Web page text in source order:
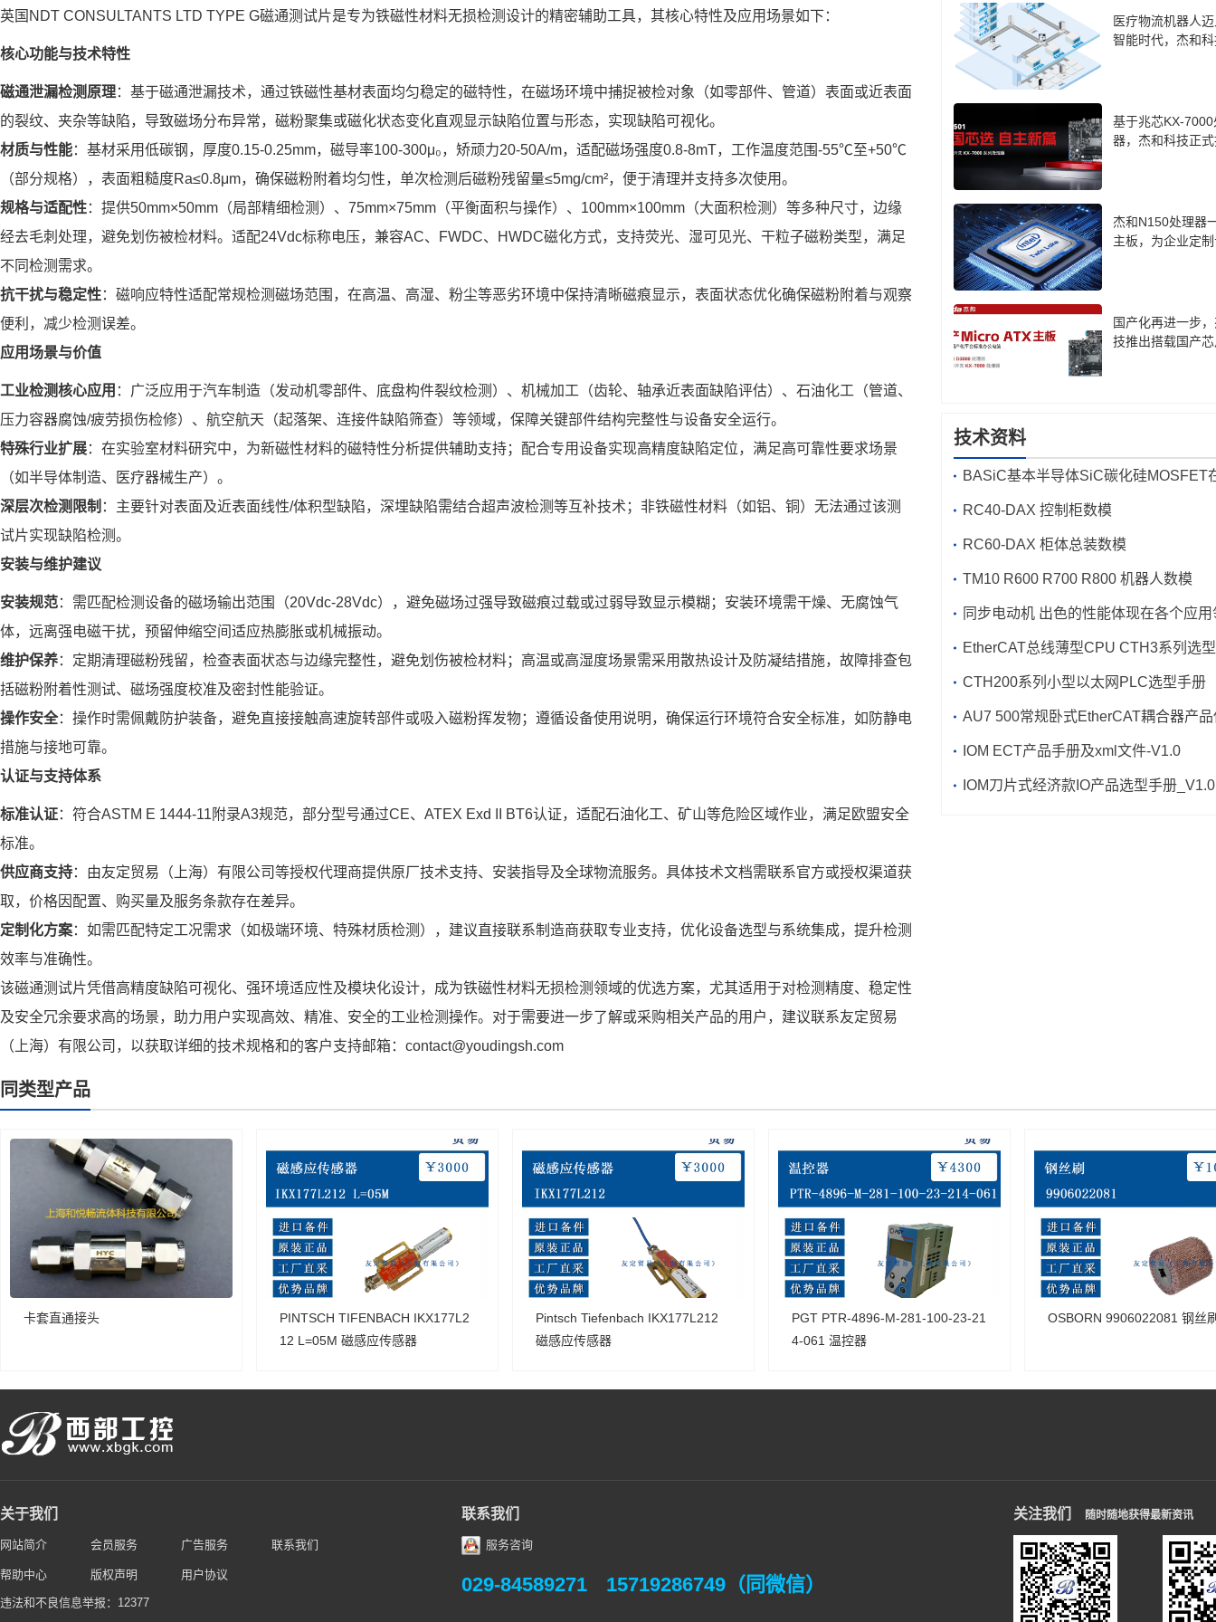
英国NDT CONSULTANTS LTD TYPE G磁通测试片是专为铁磁性材料无损检测设计的精密辅助工具，其核心特性及应用场景如下：
核心功能与技术特性
磁通泄漏检测原理：基于磁通泄漏技术，通过铁磁性基材表面均匀稳定的磁特性，在磁场环境中捕捉被检对象（如零部件、管道）表面或近表面
的裂纹、夹杂等缺陷，导致磁场分布异常，磁粉聚集或磁化状态变化直观显示缺陷位置与形态，实现缺陷可视化。
材质与性能：基材采用低碳钢，厚度0.15-0.25mm，磁导率100-300μ₀，矫顽力20-50A/m，适配磁场强度0.8-8mT，工作温度范围-55℃至+50℃
（部分规格），表面粗糙度Ra≤0.8μm，确保磁粉附着均匀性，单次检测后磁粉残留量≤5mg/cm²，便于清理并支持多次使用。
规格与适配性：提供50mm×50mm（局部精细检测）、75mm×75mm（平衡面积与操作）、100mm×100mm（大面积检测）等多种尺寸，边缘
经去毛刺处理，避免划伤被检材料。适配24Vdc标称电压，兼容AC、FWDC、HWDC磁化方式，支持荧光、湿可见光、干粒子磁粉类型，满足
不同检测需求。
抗干扰与稳定性：磁响应特性适配常规检测磁场范围，在高温、高湿、粉尘等恶劣环境中保持清晰磁痕显示，表面状态优化确保磁粉附着与观察
便利，减少检测误差。
应用场景与价值
工业检测核心应用 ：广泛应用于汽车制造（发动机零部件、底盘构件裂纹检测）、机械加工（齿轮、轴承近表面缺陷评估）、石油化工（管道、
压力容器腐蚀/疲劳损伤检修）、航空航天（起落架、连接件缺陷筛查）等领域，保障关键部件结构完整性与设备安全运行。
特殊行业扩展：在实验室材料研究中，为新磁性材料的磁特性分析提供辅助支持；配合专用设备实现高精度缺陷定位，满足高可靠性要求场景
（如半导体制造、医疗器械生产）。
深层次检测限制 ：主要针对表面及近表面线性/体积型缺陷，深埋缺陷需结合超声波检测等互补技术；非铁磁性材料（如铝、铜）无法通过该测
试片实现缺陷检测。
安装与维护建议
安装规范：需匹配检测设备的磁场输出范围（20Vdc-28Vdc），避免磁场过强导致磁痕过载或过弱导致显示模糊；安装环境需干燥、无腐蚀气
体，远离强电磁干扰，预留伸缩空间适应热膨胀或机械振动。
维护保养：定期清理磁粉残留，检查表面状态与边缘完整性，避免划伤被检材料；高温或高湿度场景需采用散热设计及防凝结措施，故障排查包
括磁粉附着性测试、磁场强度校准及密封性能验证。
操作安全：操作时需佩戴防护装备，避免直接接触高速旋转部件或吸入磁粉挥发物；遵循设备使用说明，确保运行环境符合安全标准，如防静电
措施与接地可靠。
认证与支持体系
标准认证：符合ASTM E 1444-11附录A3规范，部分型号通过CE、ATEX Exd II BT6认证，适配石油化工、矿山等危险区域作业，满足欧盟安全
标准。
供应商支持：由友定贸易（上海）有限公司等授权代理商提供原厂技术支持、安装指导及全球物流服务。具体技术文档需联系官方或授权渠道获
取，价格因配置、购买量及服务条款存在差异。
定制化方案：如需匹配特定工况需求（如极端环境、特殊材质检测），建议直接联系制造商获取专业支持，优化设备选型与系统集成，提升检测
效率与准确性。
该磁通测试片凭借高精度缺陷可视化、强环境适应性及模块化设计，成为铁磁性材料无损检测领域的优选方案，尤其适用于对检测精度、稳定性
及安全冗余要求高的场景，助力用户实现高效、精准、安全的工业检测操作。对于需要进一步了解或采购相关产品的用户，建议联系友定贸易
（上海）有限公司，以获取详细的技术规格和的客户支持邮箱：contact@youdingsh.com
医疗物流机器人
智能时代，杰和
基于兆芯KX-7000
器，杰和科技正
杰和N150处理器
主板，为企业定
国产化再进一步
技推出搭载国产
技术资料
BASiC基本半导体SiC碳化硅MOSFET
焊机中的应用
RC40-DAX 控制柜数模
RC60-DAX 柜体总装数模
TM10 R600 R700 R800 机器人数模
同步电动机 出色的性能体现在各个应用
EtherCAT总线薄型CPU CTH3系
CTH200系列小型以太网PLC选型手册
AU7 500常规卧式EtherCAT耦合器产
手册及xml文件_V1.0
IOM ECT产品手册及xm l文件-V1.0
IOM刀片式经济款IO产品选型手册_V1.0
同类型产品
卡套直通接头
PINTSCH TIFENBACH IKX177L2
12 L=05M 磁感应传感器
Pintsch Tiefenbach IKX177L212
磁感应传感器
PGT PTR-4896-M-281-100-23-21
4-061 温控器
OSBORN 9906022081 钢丝
关于我们
网站简介 会员服务 广告服务 联系我们
帮助中心 版权声明 用户协议
违法和不良信息举报：12377
联系我们
服务咨询
029-84589271 15719286749（同微信）
关注我们 随时随地获得最新资讯